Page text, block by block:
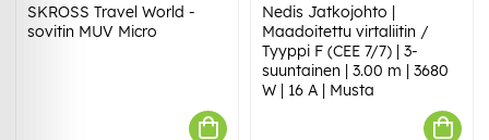
SKROSS Travel World -
sovitin MUV Micro
Nedis Jatkojohto |
Maadoitettu virtaliitin /
Tyyppi F (CEE 7/7) | 3-
suuntainen | 3.00 m | 3680
W | 16 A | Musta